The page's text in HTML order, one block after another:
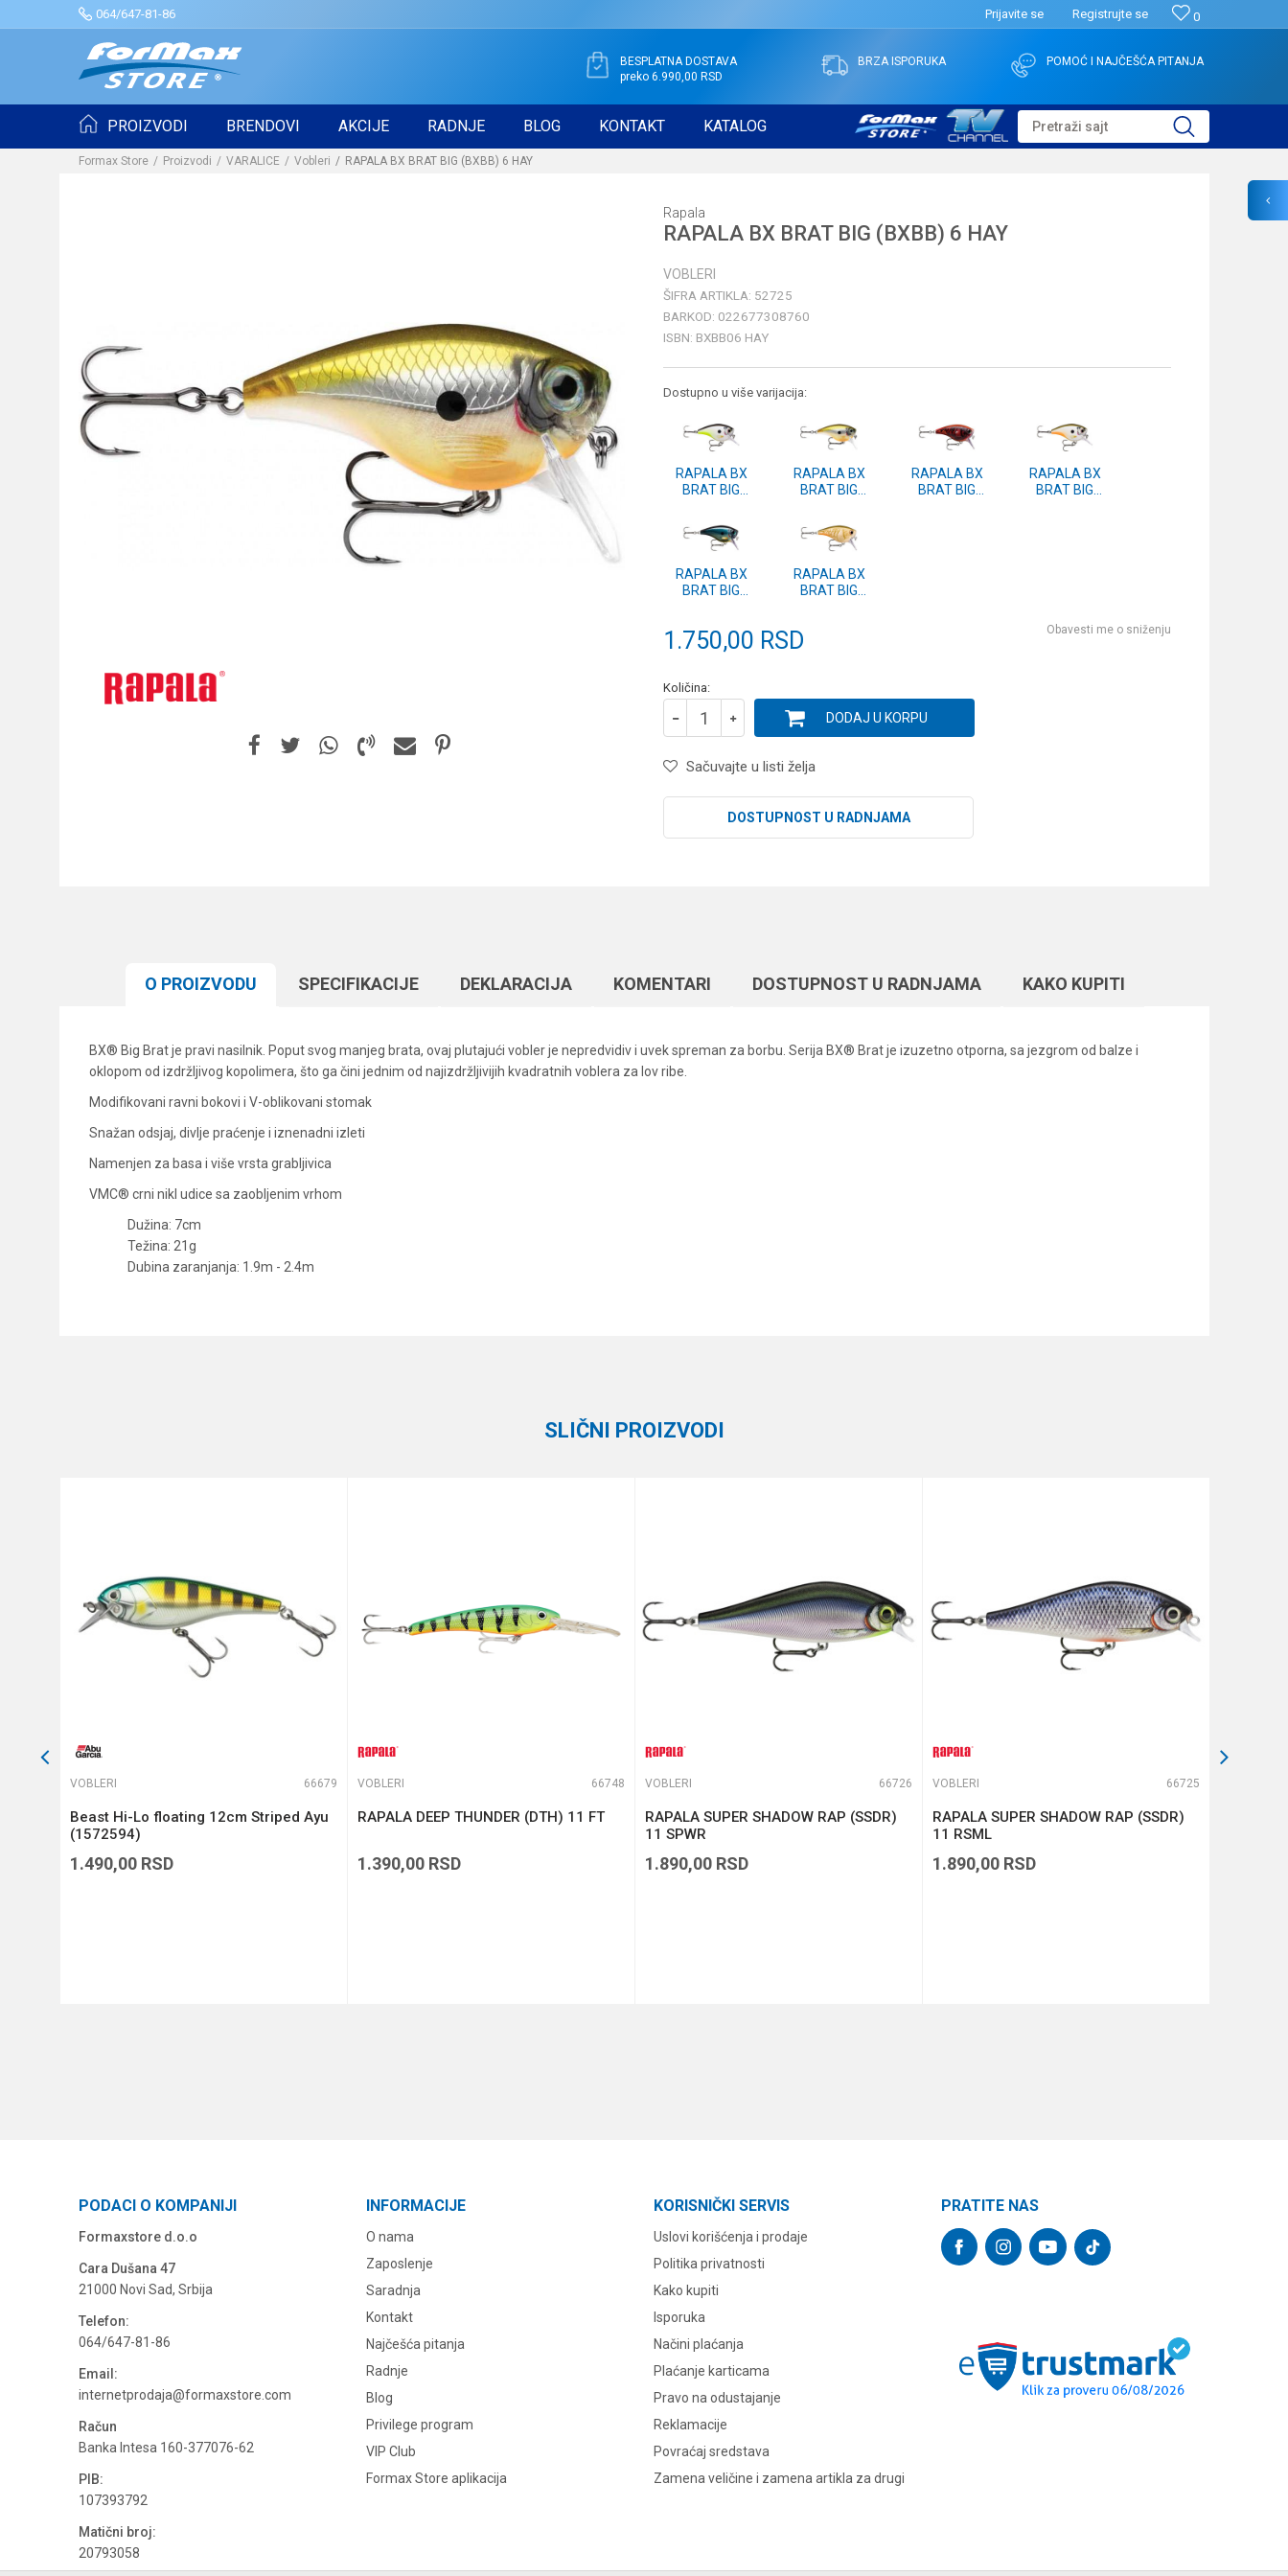
064/647-81-86 0
Prijavite se Registrujte se
BESPLATNA DOSTAVA
preko 6.990,00 RSD
BRZA ISPORUKA POMOĆ I NAJČEŠĆA PITANJA
PROIZVODI BRENDOVI AKCIJE RADNJE BLOG KONTAKT KATALOG Pretraži sajt
Formax Store Proizvodi VARALICE Vobleri RAPALA BX BRAT BIG (BXBB) 6 HAY
Rapala
RAPALA BX BRAT BIG (BXBB) 6 HAY
VOBLERI
ŠIFRA ARTIKLA: 52725
BARKOD: 022677308760
ISBN: BXBB06 HAY
Dostupno u više varijacija:
RAPALA BX
BRAT BIG
RAPALA BX
BRAT BIG
RAPALA BX
BRAT BIG
RAPALA BX
BRAT BIG
RAPALA BX
BRAT BIG
RAPALA BX
BRAT BIG
1.750,00 RSD Obavesti me o sniženju
Količina:
DODAJ U KORPU
Sačuvajte u listi želja
DOSTUPNOST U RADNJAMA
O PROIZVODU SPECIFIKACIJЕ DEKLARACIJA KOMENTARI DOSTUPNOST U RADNJAMA KAKO KUPITI
BX® Big Brat je pravi nasilnik. Poput svog manjeg brata, ovaj plutajući vobler je nepredvidiv i uvek spreman za borbu. Serija BX® Brat je izuzetno otporna, sa jezgrom od balze i
oklopom od izdržljivog kopolimera, što ga čini jednim od najizdržljivijih kvadratnih voblera za lov ribe.
Modifikovani ravni bokovi i V-oblikovani stomak
Snažan odsjaj, divlje praćenje i iznenadni izleti
Namenjen za basa i više vrsta grabljivica
VMC® crni nikl udice sa zaobljenim vrhom
Dužina: 7cm
Težina: 21g
Dubina zaranjanja: 1.9m - 2.4m
POŠALJI
SLIČNI PROIZVODI
VOBLERI 66679
Beast Hi-Lo floating 12cm Striped Ayu
(1572594)
1.490,00 RSD
VOBLERI 66748
RAPALA DEEP THUNDER (DTH) 11 FT
1.390,00 RSD
VOBLERI 66726
RAPALA SUPER SHADOW RAP (SSDR)
11 SPWR
1.890,00 RSD
VOBLERI 66725
RAPALA SUPER SHADOW RAP (SSDR)
11 RSML
1.890,00 RSD
PODACI O KOMPANIJI
Formaxstore d.o.o
Cara Dušana 47
21000 Novi Sad, Srbija
Telefon:
064/647-81-86
Email:
internetprodaja@formaxstore.com
Račun
Banka Intesa 160-377076-62
PIB:
107393792
Matični broj:
20793058
INFORMACIJE
O nama
Zaposlenje
Saradnja
Kontakt
Najčešća pitanja
Radnje
Blog
Privilege program
VIP Club
Formax Store aplikacija
KORISNIČKI SERVIS
Uslovi korišćenja i prodaje
Politika privatnosti
Kako kupiti
Isporuka
Načini plaćanja
Plaćanje karticama
Pravo na odustajanje
Reklamacije
Povraćaj sredstava
Zamena veličine i zamena artikla za drugi
PRATITE NAS